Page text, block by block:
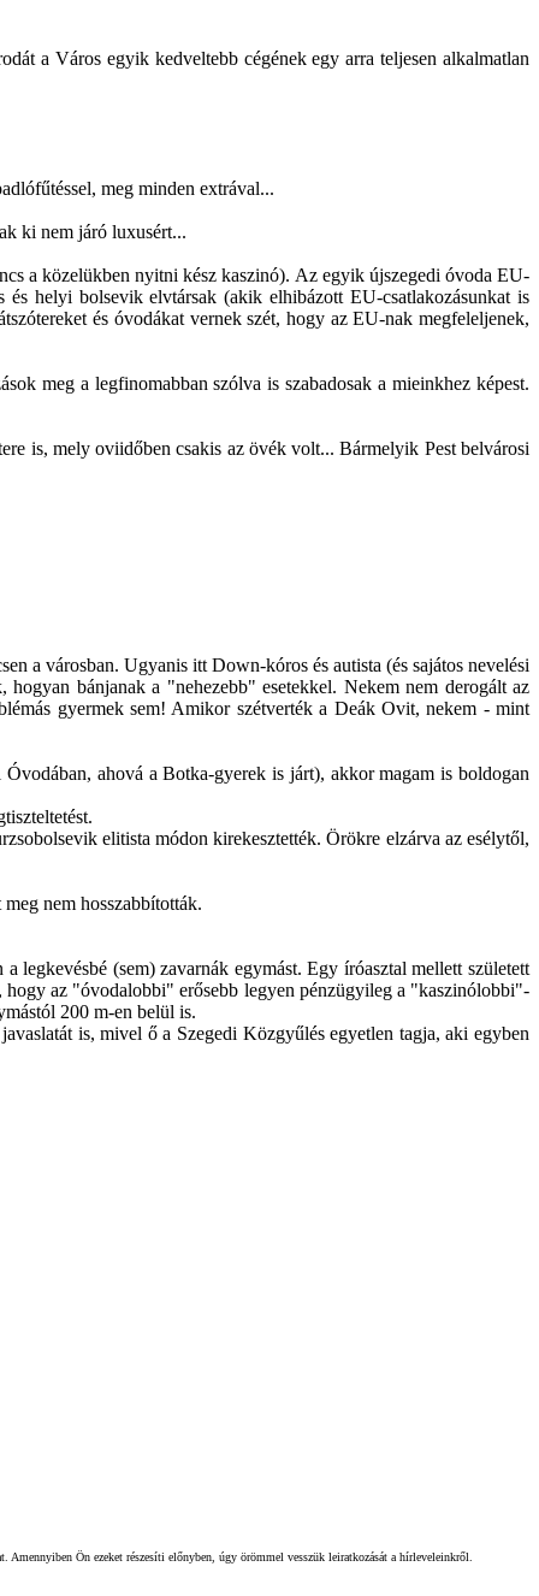
a Város egyik kedveltebb cégének egy arra teljesen alkalmatlan
meg minden extrával...
ki nem járó luxusért...
a közelükben nyitni kész kaszinó). Az egyik újszegedi óvoda EU-
helyi bolsevik elvtársak (akik elhibázott EU-csatlakozásunkat is
és óvodákat vernek szét, hogy az EU-nak megfeleljenek,
meg a legfinomabban szólva is szabadosak a mieinkhez képest.
is, mely oviidőben csakis az övék volt... Bármelyik Pest belvárosi
a városban. Ugyanis itt Down-kóros és autista (és sajátos nevelési
bánjanak a "nehezebb" esetekkel. Nekem nem derogált az
gyermek sem! Amikor szétverték a Deák Ovit, nekem - mint
ahová a Botka-gyerek is járt), akkor magam is boldogan
elitista módon kirekesztették. Örökre elzárva az esélytől,
nem hosszabbították.
legkevésbé (sem) zavarnák egymást. Egy íróasztal mellett született
hogy az "óvodalobbi" erősebb legyen pénzügyileg a "kaszinólobbi"-
200 m-en belül is.
is, mivel ő a Szegedi Közgyűlés egyetlen tagja, aki egyben
Ön ezeket részesíti előnyben, úgy örömmel vesszük leiratkozását a hírleveleinkről.